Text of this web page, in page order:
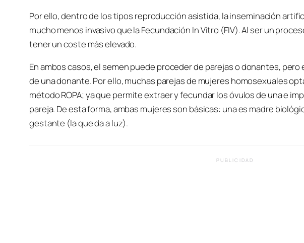
Por ello, dentro de los tipos reproducción asistida, la inseminación
mucho menos invasivo que la Fecundación In Vitro (FIV). Al ser un
tener un coste más elevado.
En ambos casos, el semen puede proceder de parejas o donantes, pero
de una donante. Por ello, muchas parejas de mujeres homosexuales
método ROPA; ya que permite extraer y fecundar los óvulos de una e
pareja. De esta forma, ambas mujeres son básicas: una es madre
gestante (la que da a luz).
PUBLICIDAD